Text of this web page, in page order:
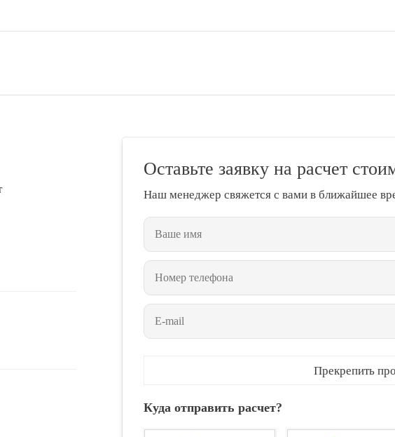
Оставьте заявку на расчет
Наш менеджер свяжется с вами в ближайшее
Прекрепить
Куда отправить расчет?